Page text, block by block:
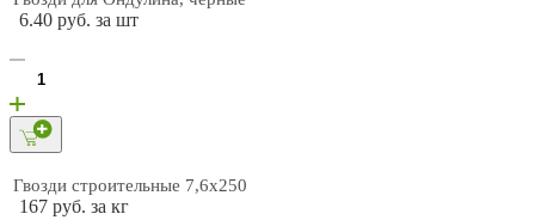
6.40 руб. за шт
Гвозди строительные 7,6х250
167 руб. за кг